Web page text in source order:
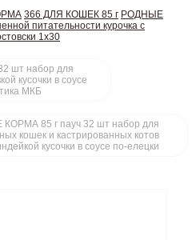
366 ДЛЯ КОШЕК 85 г РОДНЫЕ
питательности курочка с
1х30
шт набор для
кусочки в соусе
МКБ
85 г пауч 32 шт набор для
кошек и кастрированных котов
кусочки в соусе по-елецки